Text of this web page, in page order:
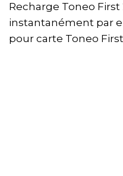
Recharge Toneo
instantanément par
pour carte Toneo